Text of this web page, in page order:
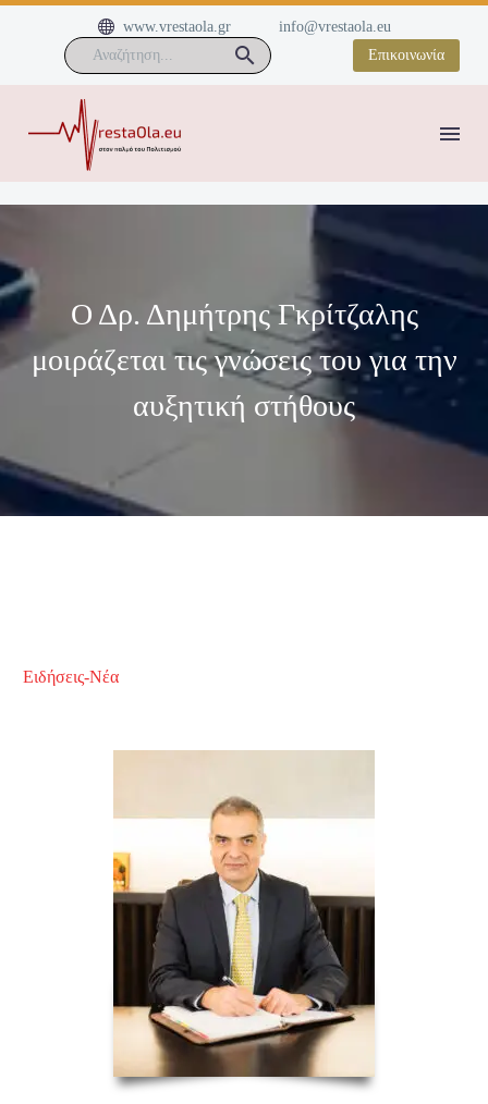

 www.vrestaola.gr
info@vrestaola.eu
Επικοινωνία
Ο Δρ. Δημήτρης Γκρίτζαλης
μοιράζεται τις γνώσεις του για την
αυξητική στήθους
Ειδήσεις-Νέα